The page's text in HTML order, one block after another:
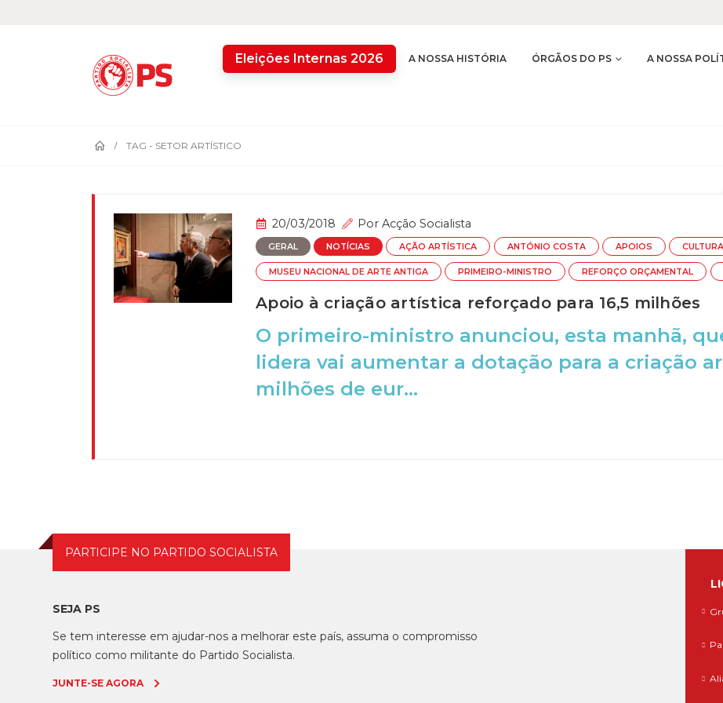
Eleições Internas 2026 A NOSSA HISTÓRIA ÓRGÃOS DO PS A NOSSA
TAG - SETOR ARTÍSTICO
20/03/2018 Por Acção Socialista
GERAL NOTÍCIAS AÇÃO ARTÍSTICA ANTÓNIO COSTA APOIOS CULTURA
MUSEU NACIONAL DE ARTE ANTIGA PRIMEIRO-MINISTRO REFORÇO ORÇAMENTAL
Apoio à criação artística reforçado para 16,5 milhões
O primeiro-ministro anunciou, esta manhã,
lidera vai aumentar a dotação para a criação
milhões de eur...
PARTICIPE NO PARTIDO SOCIALISTA
SEJA PS
Se tem interesse em ajudar-nos a melhorar este país, assuma o compromisso
político como militante do Partido Socialista.
JUNTE-SE AGORA